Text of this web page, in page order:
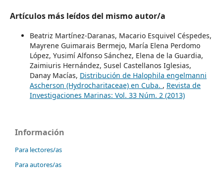
Artículos más leídos del mismo autor/a
Beatriz Martínez-Daranas, Macario Esquivel Céspedes,
Mayrene Guimarais Bermejo, María Elena Perdomo
López, Yusimí Alfonso Sánchez, Elena de la Guardia,
Zaimiuris Hernández, Susel Castellanos Iglesias,
Danay Macías, Distribución de Halophila engelmanni
Ascherson (Hydrocharitaceae) en Cuba. , Revista de
Investigaciones Marinas: Vol. 33 Núm. 2 (2013)
Información
Para lectores/as
Para autores/as